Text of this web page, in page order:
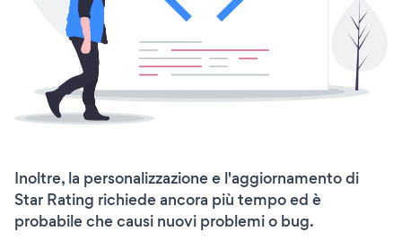
Inoltre, la personalizzazione e l'aggiornamento di
Star Rating richiede ancora più tempo ed è
probabile che causi nuovi problemi o bug.